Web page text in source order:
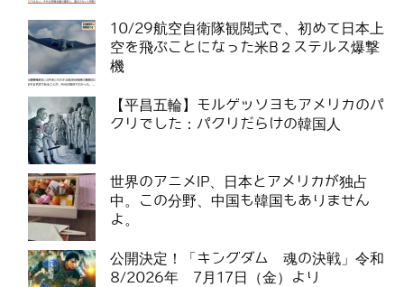
10/29航空自衛隊観閲式で、初めて日本上
空を飛ぶことになった米B２ステルス爆撃
機
【平昌五輪】モルゲッソヨもアメリカのパ
クリでした：パクリだらけの韓国人
世界のアニメIP、日本とアメリカが独占
中。この分野、中国も韓国もありません
よ。
公開決定！「キングダム 魂の決戦」令和
8/2026年 7月17日（金）より